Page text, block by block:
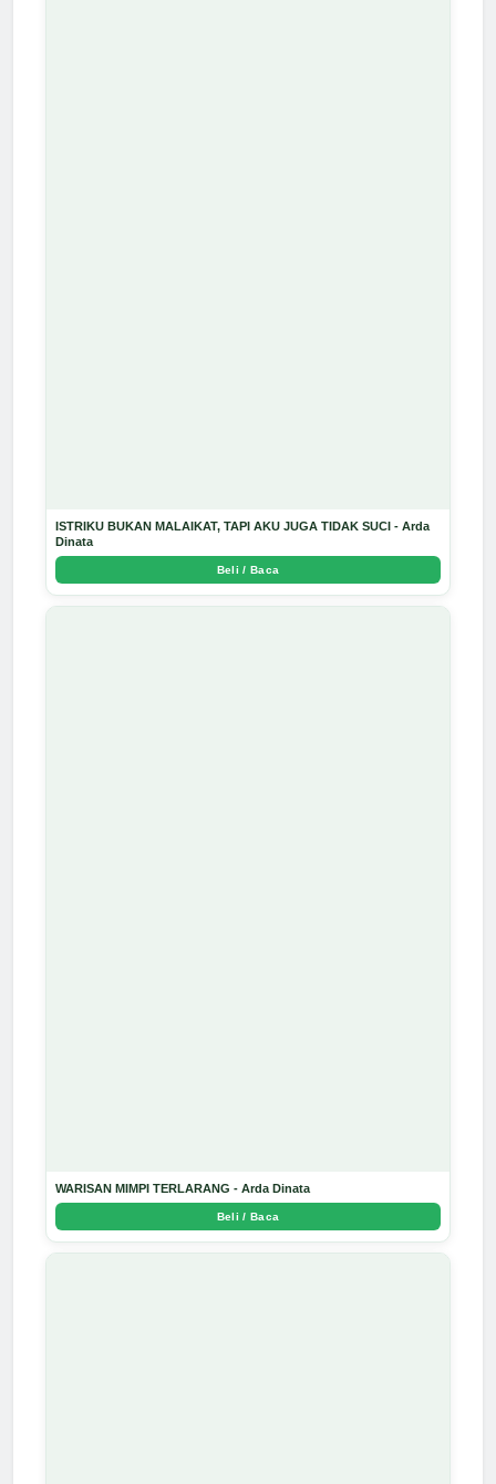
ISTRIKU BUKAN MALAIKAT, TAPI AKU JUGA TIDAK SUCI - Arda
Dinata
Beli / Baca
WARISAN MIMPI TERLARANG - Arda Dinata
Beli / Baca